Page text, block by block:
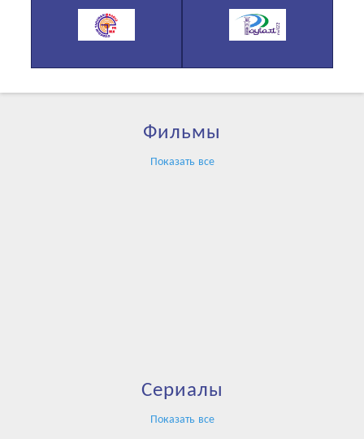
Фильмы
Показать все
Сериалы
Показать все